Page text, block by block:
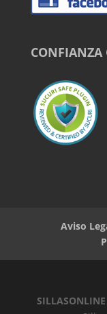
CONFIANZA
Aviso
SILLASONLINE